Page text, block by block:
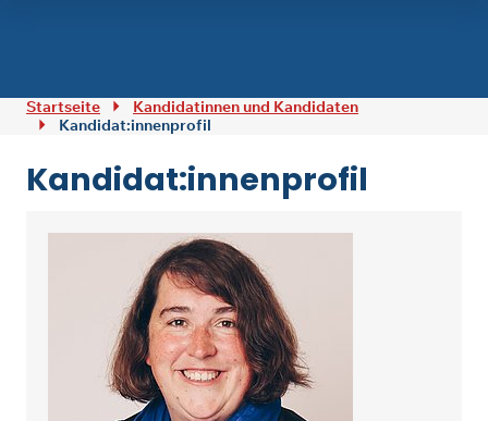
Zum Inhalt springen
Startseite
Kandidatinnen und Kandidaten
Kandidat:innenprofil
Kandidat:innenprofil